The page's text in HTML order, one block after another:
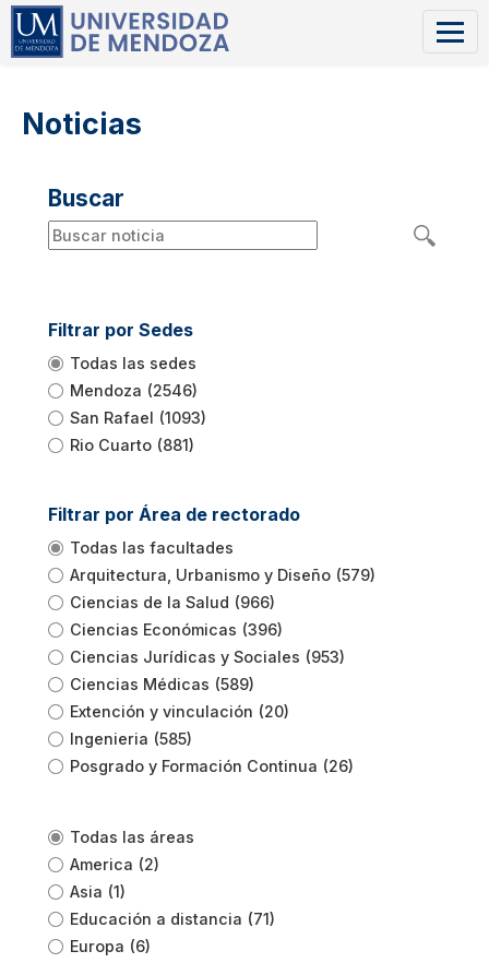
Noticias
Buscar
Filtrar por Sedes
Todas las sedes
Mendoza (2546)
San Rafael (1093)
Rio Cuarto (881)
Filtrar por Área de rectorado
Todas las facultades
Arquitectura, Urbanismo y Diseño (579)
Ciencias de la Salud (966)
Ciencias Económicas (396)
Ciencias Jurídicas y Sociales (953)
Ciencias Médicas (589)
Extención y vinculación (20)
Ingenieria (585)
Posgrado y Formación Continua (26)
Todas las áreas
America (2)
Asia (1)
Educación a distancia (71)
Europa (6)